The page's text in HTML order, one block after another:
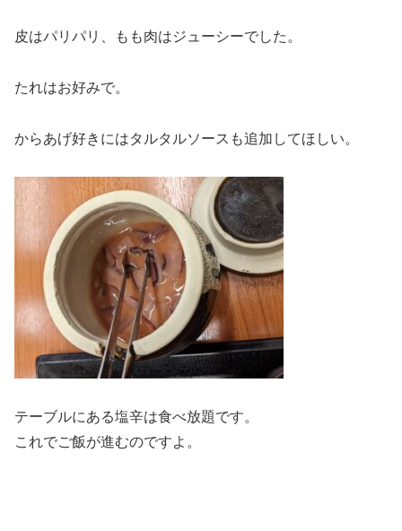
皮はパリパリ、もも肉はジューシーでした。
たれはお好みで。
からあげ好きにはタルタルソースも追加してほしい。
テーブルにある塩辛は食べ放題です。
これでご飯が進むのですよ。